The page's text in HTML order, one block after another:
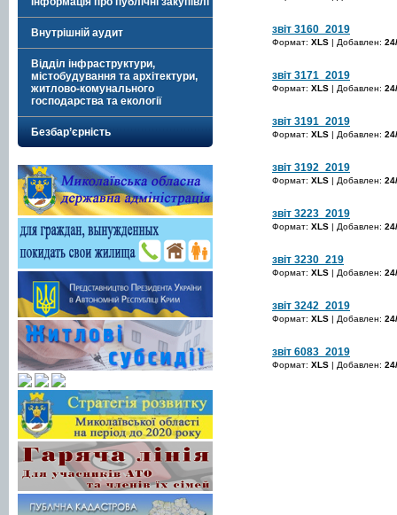
Внутрішній аудит
Відділ інфраструктури,
містобудування та архітектури,
житлово-комунального
господарства та екології
Безбар’єрність
звіт 3160_2019
Формат: XLS | Добавлен:
звіт 3171_2019
Формат: XLS | Добавлен:
звіт 3191_2019
Формат: XLS | Добавлен:
звіт 3192_2019
Формат: XLS | Добавлен:
звіт 3223_2019
Формат: XLS | Добавлен:
звіт 3230_219
Формат: XLS | Добавлен:
звіт 3242_2019
Формат: XLS | Добавлен:
звіт 6083_2019
Формат: XLS | Добавлен: